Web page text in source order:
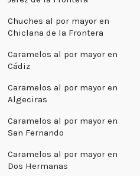
Chuches al por mayor en
Chiclana de la Frontera
Caramelos al por mayor en
Cádiz
Caramelos al por mayor en
Algeciras
Caramelos al por mayor en
San Fernando
Caramelos al por mayor en
Dos Hermanas